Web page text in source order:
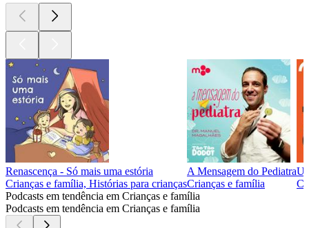
Renascença - Só mais uma estória
Crianças e família, Histórias para crianças
A Mensagem do Pediatra
Crianças e família
Podcasts em tendência em Crianças e família
Podcasts em tendência em Crianças e família